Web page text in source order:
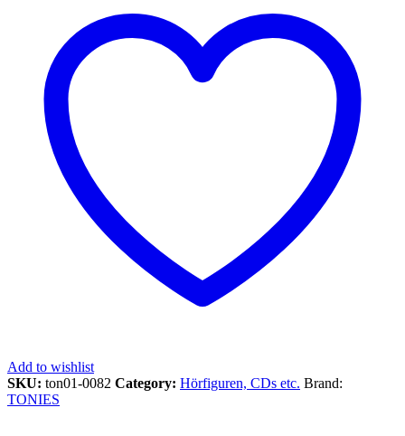
Add to wishlist
SKU: ton01-0082 Category: Hörfiguren, CDs etc. Brand:
TONIES